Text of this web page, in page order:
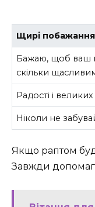
Щирі побажання
Бажаю, щоб ваш
скільки
Радості і
Ніколи не
Якщо раптом
Завжди